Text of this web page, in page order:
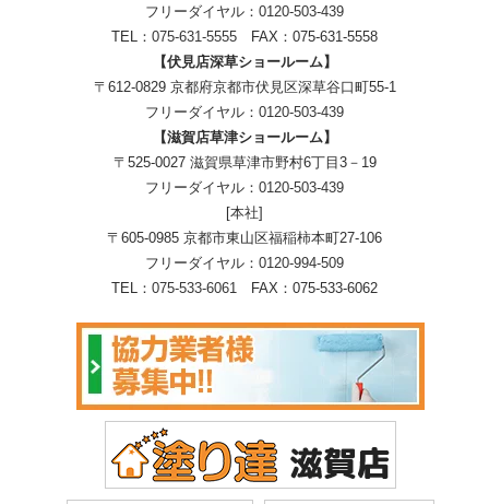
フリーダイヤル： 0120-503-439
TEL： 075-631-5555 FAX：075-631-5558
【伏見店深草ショールーム】
〒612-0829 京都府京都市伏見区深草谷口町55-1
フリーダイヤル： 0120-503-439
【滋賀店草津ショールーム】
〒525-0027 滋賀県草津市野村6丁目3－19
フリーダイヤル： 0120-503-439
[本社]
〒605-0985 京都市東山区福稲柿本町27-106
フリーダイヤル： 0120-994-509
TEL： 075-533-6061 FAX：075-533-6062